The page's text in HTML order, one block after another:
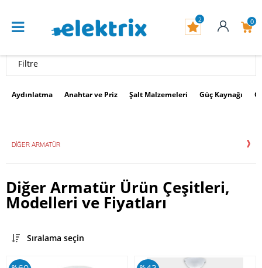
0
2
Filtre
Aydınlatma Anahtar ve Priz Şalt Malzemeleri Güç Kaynağı
DIĞER ARMATÜR
Diğer Armatür Ürün Çeşitleri,
Modelleri ve Fiyatları
Sıralama seçin